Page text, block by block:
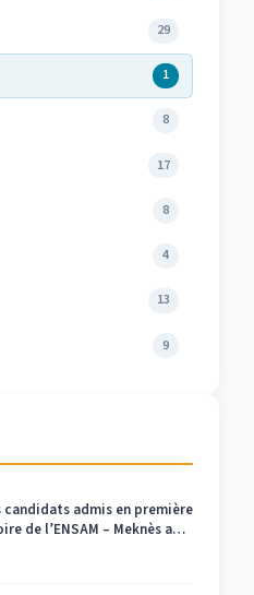
29
1
8
17
8
4
13
9
admis en première
de l’ENSAM – Meknès au
2026/2027